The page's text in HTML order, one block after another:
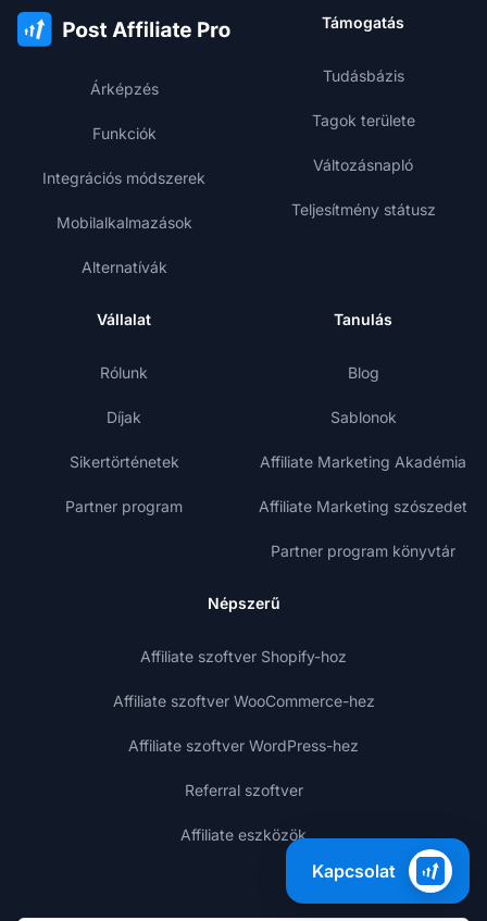
Árképzés
Funkciók
Integrációs módszerek
Mobilalkalmazások
Alternatívák
Támogatás
Tudásbázis
Tagok területe
Változásnapló
Teljesítmény státusz
Vállalat
Rólunk
Díjak
Sikertörténetek
Partner program
Tanulás
Blog
Sablonok
Affiliate Marketing Akadémia
Affiliate Marketing szószedet
Partner program könyvtár
Népszerű
Affiliate szoftver Shopify-hoz
Affiliate szoftver WooCommerce-hez
Affiliate szoftver WordPress-hez
Referral szoftver
Affiliate eszközök
Kapcsolat